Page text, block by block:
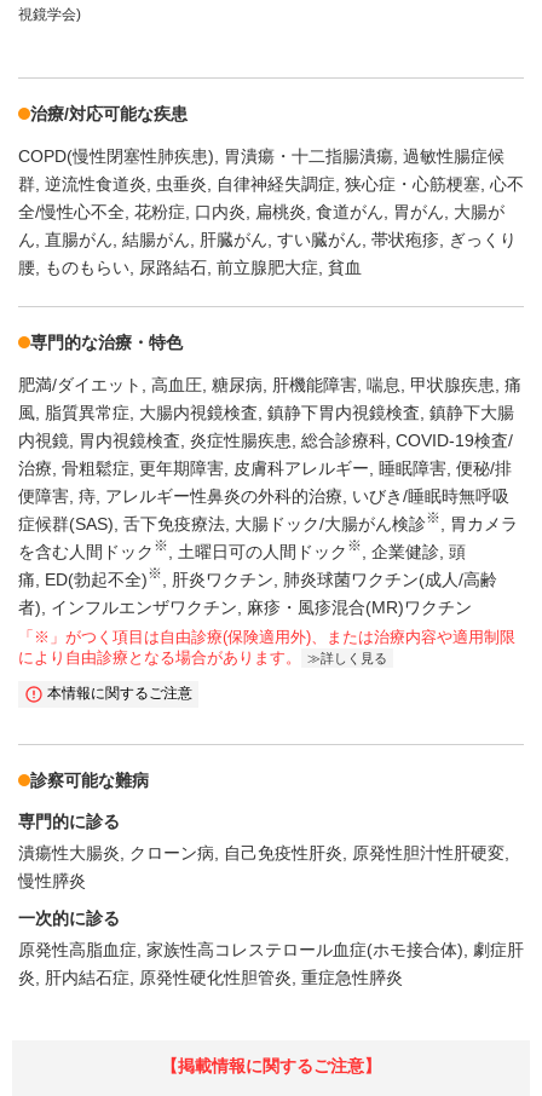
視鏡学会)
治療/対応可能な疾患
COPD(慢性閉塞性肺疾患) 胃潰瘍・十二指腸潰瘍 過敏性腸症候
群 逆流性食道炎 虫垂炎 自律神経失調症 狭心症・心筋梗塞 心不
全/慢性心不全 花粉症 口内炎 扁桃炎 食道がん 胃がん
大腸が
ん 直腸がん 結腸がん 肝臓がん すい臓がん 帯状疱疹
ぎっくり
腰
ものもらい 尿路結石 前立腺肥大症 貧血
専門的な治療・特色
肥満/ダイエット 高血圧 糖尿病 肝機能障害 喘息 甲状腺疾患 痛
風 脂質異常症 大腸内視鏡検査 鎮静下胃内視鏡検査 鎮静下大腸
内視鏡
胃内視鏡検査 炎症性腸疾患 総合診療科 COVID-19検査/
治療 骨粗鬆症 更年期障害 皮膚科アレルギー 睡眠障害 便秘/排
便障害 痔 アレルギー性鼻炎の外科的治療
いびき/睡眠時無呼吸
症候群(SAS) 舌下免疫療法 大腸ドック/大腸がん検診※
胃カメラ
を含む人間ドック ※ 土曜日可の人間ドック ※ 企業健診 頭
痛
ED(勃起不全)※ 肝炎ワクチン
肺炎球菌ワクチン(成人/高齢
者)
インフルエンザワクチン 麻疹・風疹混合(MR)ワクチン
「※」がつく項目は自由診療(保険適用外)、または治療内容や適用制限
により自由診療となる場合があります。
詳しく見る
本情報に関するご注意
診察可能な難病
専門的に診る
潰瘍性大腸炎
クローン病 自己免疫性肝炎
原発性胆汁性肝硬変
慢性膵炎
一次的に診る
原発性高脂血症 家族性高コレステロール血症(ホモ接合体)
劇症肝
炎
肝内結石症 原発性硬化性胆管炎 重症急性膵炎
【掲載情報に関するご注意】